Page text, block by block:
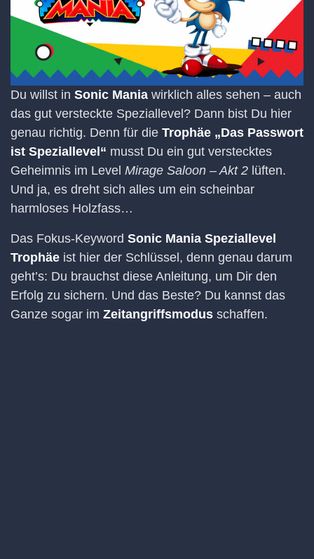
Du willst in Sonic Mania wirklich alles sehen – auch
das gut versteckte Speziallevel? Dann bist Du hier
genau richtig. Denn für die Trophäe „Das Passwort
ist Speziallevel“ musst Du ein gut verstecktes
Geheimnis im Level Mirage Saloon – Akt 2 lüften.
Und ja, es dreht sich alles um ein scheinbar
harmloses Holzfass…
Das Fokus-Keyword Sonic Mania Speziallevel
Trophäe ist hier der Schlüssel, denn genau darum
geht’s: Du brauchst diese Anleitung, um Dir den
Erfolg zu sichern. Und das Beste? Du kannst das
Ganze sogar im Zeitangriffsmodus schaffen.